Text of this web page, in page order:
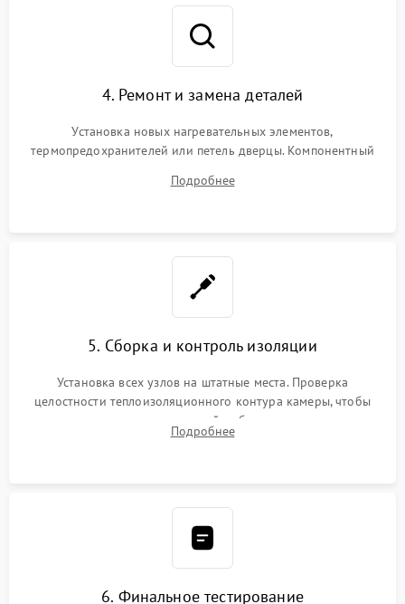
4. Ремонт и замена деталей
Установка новых нагревательных элементов,
термопредохранителей или петель дверцы. Компонентный
выгоревших реле, восстановление контактов и замена
Подробнее
5. Сборка и контроль изоляции
Установка всех узлов на штатные места. Проверка
целостности теплоизоляционного контура камеры, чтобы
исключить перегрев кухонной мебели и потерю тепла.
Надежная фиксация клемм и сборка корпуса шкафа.
Подробнее
6. Финальное тестирование